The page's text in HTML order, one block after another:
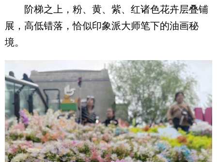
阶梯之上，粉、黄、紫、红诸色花卉层叠铺
展，高低错落，恰似印象派大师笔下的油画秘
境。